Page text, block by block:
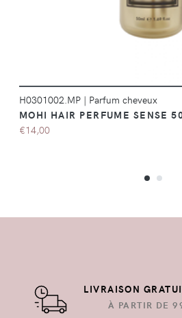
H0301002.MP | Parfum cheveux
MOHI HAIR PERFUME SENSE
€14,00
LIVRAISON
À PARTIR DE